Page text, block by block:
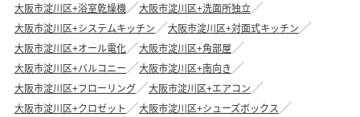
大阪市淀川区+浴室乾燥機
大阪市淀川区+洗面所独立
大阪市淀川区+システムキッチン
大阪市淀川区+対面式キッチン
大阪市淀川区+オール電化
大阪市淀川区+角部屋
大阪市淀川区+バルコニー
大阪市淀川区+南向き
大阪市淀川区+フローリング
大阪市淀川区+エアコン
大阪市淀川区+クロゼット
大阪市淀川区+シューズボックス